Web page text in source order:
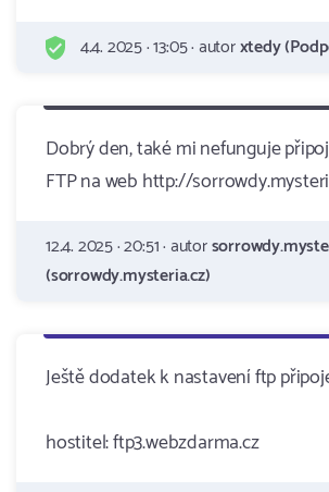
4.4. 2025 · 13:05 · autorxtedy
Dobrý den, také mi nefunguje
FTP na web http://
12.4. 2025 · 20:51 · autor
(sorrowdy.mysteria.cz)
Ještě dodatek k nastavení ftp
hostitel: ftp3.webzdarma.cz